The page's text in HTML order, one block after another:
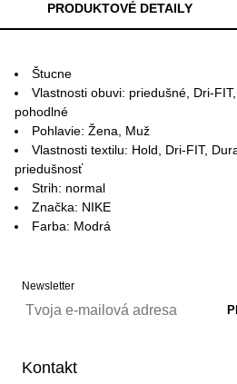
PRODUKTOVÉ DETAILY
Štucne
Vlastnosti obuvi: priedušné, Dri-
pohodlné
Pohlavie: Žena, Muž
Vlastnosti textilu: Hold, Dri-FIT,
priedušnosť
Strih: normal
Značka: NIKE
Farba: Modrá
Newsletter
Kontakt